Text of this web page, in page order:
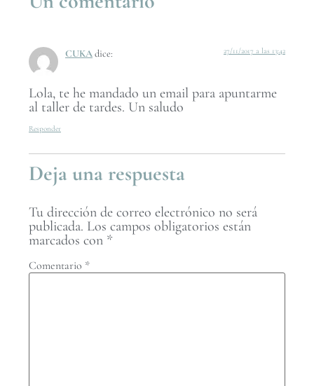
CUKAdice: 27/11/2017 a las 13:42
Lola, te he mandado un email para apuntarme
al taller de tardes. Un saludo
Responder
Deja una respuesta
Tu dirección de correo electrónico no será
publicada. Los campos obligatorios están
marcados con *
Comentario *